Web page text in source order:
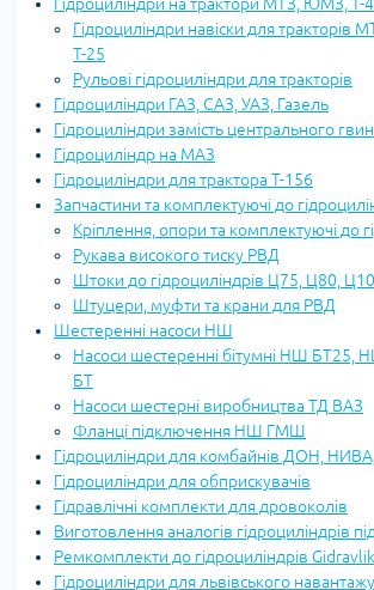
Гідроциліндри навіски для тракторів
Т-25
Рульові гідроциліндри для тракторів
Гідроциліндри ГАЗ, САЗ, УАЗ, Газель
Гідроциліндри замість центрального
Гідроциліндр на МАЗ
Гідроциліндри для трактора Т-156
Запчастини та комплектуючі до
Кріплення, опори та комплектуючі до
Рукава високого тиску РВД
Штоки до гідроциліндрів Ц75, Ц80,
Штуцери, муфти та крани для РВД
Шестеренні насоси НШ
Насоси шестеренні бітумні НШ
БТ
Насоси шестерні виробництва ТД ВАЗ
Фланці підключення НШ ГМШ
Гідроциліндри для комбайнів ДОН,
Гідроциліндри для обприскувачів
Гідравлічні комплекти для дровоколів
Виготовлення аналогів гідроциліндрів
Ремкомплекти до гідроциліндрів
Гідроциліндри для львівського